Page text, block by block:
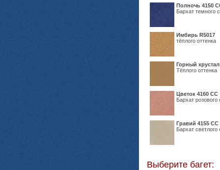
Полночь 4150
Бархат темного
Имбирь R5017
тёплого оттенка
Горный
Тёплого оттенка
Цветок 4160 СС
Бархат розового
Гравий 4155 СС
Бархат светлого
Выберите багет: